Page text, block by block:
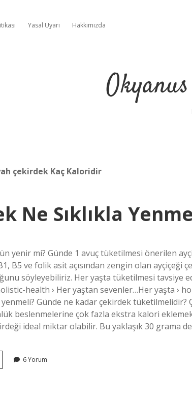
Yasal Uyarı Hakkımızda
çekirdek Kaç Kaloridir
Ne Sıklıkla
yenir mi? Günde 1 avuç tüketilmesi önerilen
B5 ve folik asit açısından zengin olan
söyleyebiliriz. Her yaşta tüketilmesi tavsiye
health › Her yaştan sevenler…Her yaşta ›
Günde ne kadar çekirdek
beslenmelerine çok fazla ekstra kalori
ideal miktar olabilir. Bu yaklaşık 30 grama
6 Yorum